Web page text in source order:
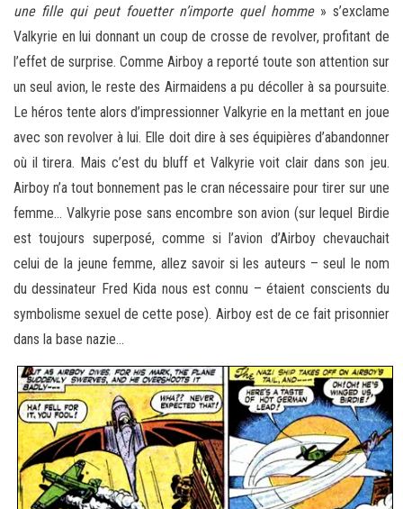
une fille qui peut fouetter n’importe quel homme» s’exclame
Valkyrie en lui donnant un coup de crosse de revolver, profitant de
l’effet de surprise. Comme Airboy a reporté toute son attention sur
un seul avion, le reste des Airmaidens a pu décoller à sa poursuite.
Le héros tente alors d’impressionner Valkyrie en la mettant en joue
avec son revolver à lui. Elle doit dire à ses équipières d’abandonner
où il tirera. Mais c’est du bluff et Valkyrie voit clair dans son jeu.
Airboy n’a tout bonnement pas le cran nécessaire pour tirer sur une
femme… Valkyrie pose sans encombre son avion (sur lequel Birdie
est toujours superposé, comme si l’avion d’Airboy chevauchait
celui de la jeune femme, allez savoir si les auteurs – seul le nom
du dessinateur Fred Kida nous est connu – étaient conscients du
symbolisme sexuel de cette pose). Airboy est de ce fait prisonnier
dans la base nazie…